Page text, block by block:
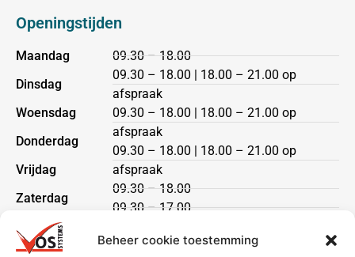
Beheer cookie toestemming
Openingstijden
Maandag
Dinsdag
Woensdag
Donderdag
Vrijdag
Zaterdag
Zondag
09.30 – 18.00
09.30 – 18.00 | 18.00 – 21.00 op
afspraak
09.30 – 18.00 | 18.00 – 21.00 op
afspraak
09.30 – 18.00 | 18.00 – 21.00 op
afspraak
09.30 – 18.00
09.30 – 17.00